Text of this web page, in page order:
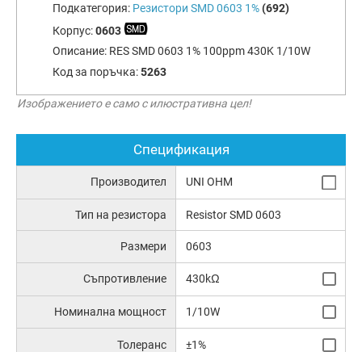
Подкатегория: Резистори SMD 0603 1% (692)
Корпус:0603
Описание: RES SMD 0603 1% 100ppm 430K 1/10W
Код за поръчка:5263
Изображението е само с илюстративна цел!
Спецификация
Производител UNI OHM
Тип на резистора Resistor SMD 0603
Размери 0603
Съпротивление 430kΩ
Номинална мощност 1/10W
Толеранс ±1%